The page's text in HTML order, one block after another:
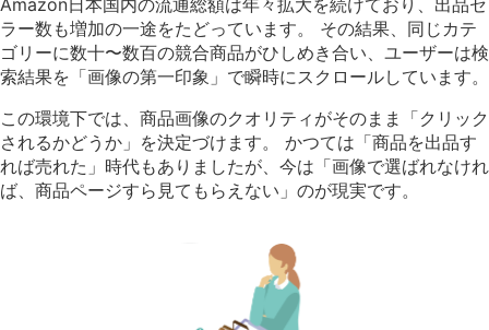
ラー数も増加の一途をたどっています。 その結果、同じカテ
ゴリーに数十〜数百の競合商品がひしめき合い、ユーザーは検
索結果を「画像の第一印象」で瞬時にスクロールしています。
この環境下では、商品画像のクオリティがそのまま「クリック
されるかどうか」を決定づけます。 かつては「商品を出品す
れば売れた」時代もありましたが、今は「画像で選ばれなけれ
ば、商品ページすら見てもらえない」のが現実です。